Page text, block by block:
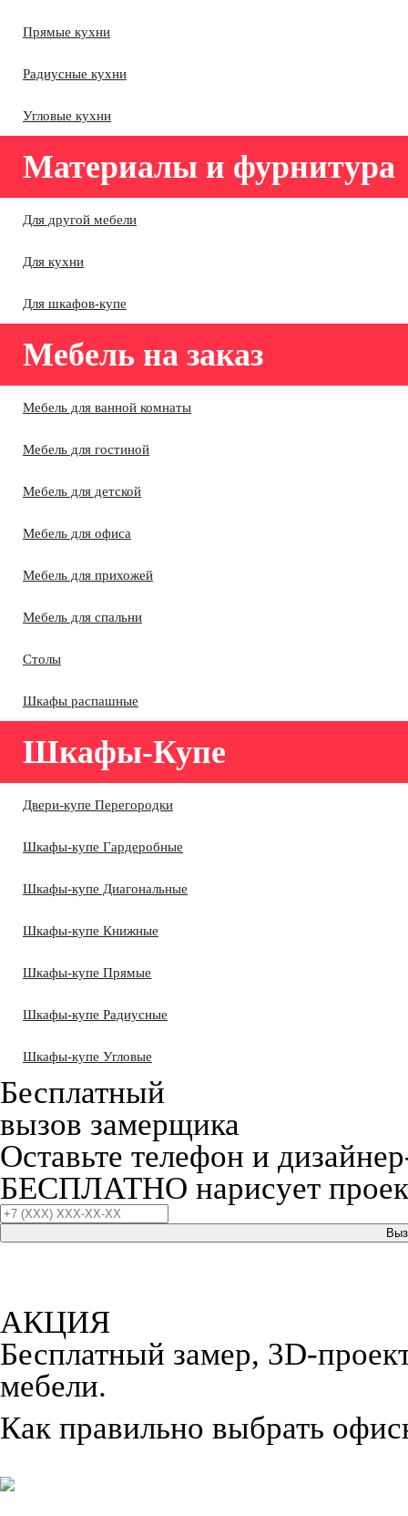
Прямые кухни
Радиусные кухни
Угловые кухни
Материалы и фурнитура
Для другой мебели
Для кухни
Для шкафов-купе
Мебель на заказ
Мебель для ванной комнаты
Мебель для гостиной
Мебель для детской
Мебель для офиса
Мебель для прихожей
Мебель для спальни
Столы
Шкафы распашные
Шкафы-Купе
Двери-купе Перегородки
Шкафы-купе Гардеробные
Шкафы-купе Диагональные
Шкафы-купе Книжные
Шкафы-купе Прямые
Шкафы-купе Радиусные
Шкафы-купе Угловые
Бесплатный
вызов замерщика
Оставьте телефон и
БЕСПЛАТНО нарисует
АКЦИЯ
Бесплатный замер, 3D-
мебели.
Как правильно выбрать